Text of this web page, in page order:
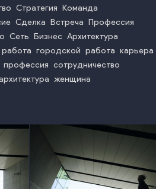
Стратегия Команда
Сделка Встреча Профессия
Сеть Бизнес Архитектура
работа городской работа карьера
профессия сотрудничество
женщина